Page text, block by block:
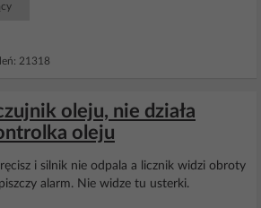
21318
oleju, nie działa
oleju
i silnik nie odpala a licznik widzi obroty
alarm. Nie widze tu usterki.